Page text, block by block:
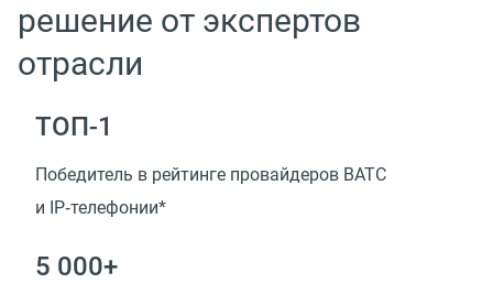
решение от экспертов
отрасли
TOП-1
Победитель в рейтинге провайдеров ВАТС
и IP‑телефонии*
5 000+